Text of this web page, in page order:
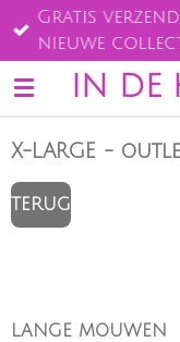
Ga
direct
naar
de
IN DE
Gratis
nieuwe
X-LARGE -
TERUG
LANGE MOUWEN